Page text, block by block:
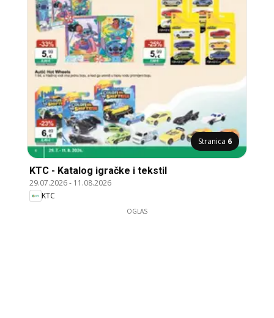
Stranica 6
KTC - Katalog igračke i tekstil
29.07.2026- 11.08.2026
KTC
OGLAS